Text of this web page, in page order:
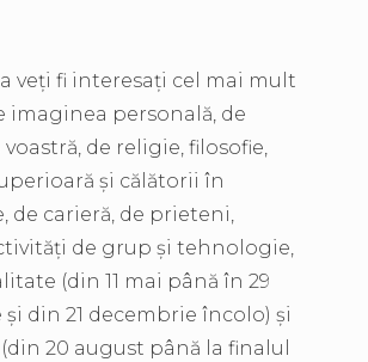
veți fi interesați cel mai mult
imaginea personală, de
de religie, filosofie,
și călătorii în
de carieră, de prieteni,
de grup și tehnologie,
(din 11 mai până în 29
din 21 decembrie încolo) și
20 august până la finalul